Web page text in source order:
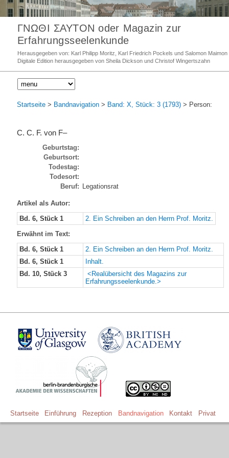
ΓΝΩΘΙ ΣΑΥΤΟΝ oder Magazin zur
Erfahrungsseelenkunde
Herausgegeben von: Karl Philipp Moritz, Karl Friedrich Pockels und Salomon Maimon
Digitale Edition herausgegeben von Sheila Dickson und Christof Wingertszahn
Startseite > Bandnavigation > Band: X, Stück: 3 (1793) > Person:
C. C. F. von F–
Geburtstag:
Geburtsort:
Todestag:
Todesort:
Beruf: Legationsrat
Artikel als Autor:
Bd. 6, Stück 1
2. Ein Schreiben an den Herrn Prof. Moritz.
Erwähnt im Text:
Bd. 6, Stück 1
2. Ein Schreiben an den Herrn Prof. Moritz.
Bd. 6, Stück 1
Inhalt.
Bd. 10, Stück 3
<Realübersicht des Magazins zur
Erfahrungsseelenkunde.>
Startseite Einführung Rezeption Bandnavigation Kontakt Privat